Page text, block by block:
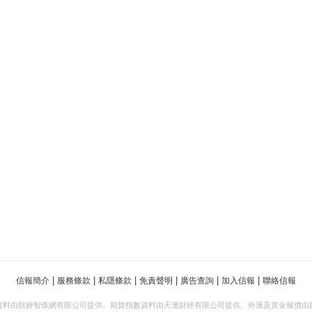
信報簡介 服務條款 私隱條款 免責聲明 廣告查詢 加入信報 聯絡信報
料由財經智珠網有限公司提供。期貨指數資料由天滙財經有限公司提供。外滙及黃金報價由